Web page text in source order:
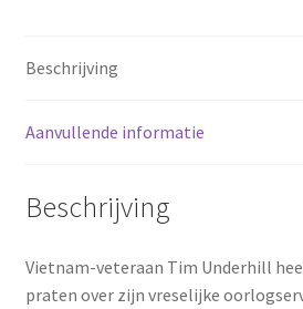
Beschrijving
Aanvullende informatie
Beschrijving
Vietnam-veteraan Tim Underhill
praten over zijn vreselijke